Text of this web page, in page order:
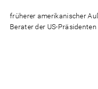
früherer amerikanischer
Berater der US-